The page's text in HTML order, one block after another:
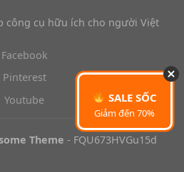
công cụ hữu ích cho người Việt
Facebook
Pinterest
Youtube
Theme - FQU673HVGu15d
SALE SỐC
Giảm đến 70%